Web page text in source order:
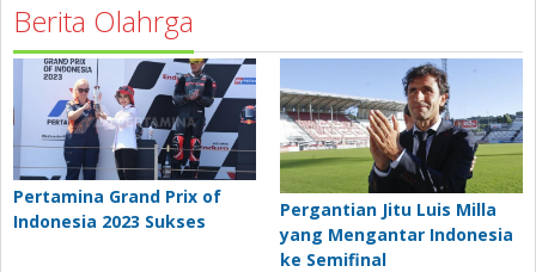
Berita Olahrga
Pertamina Grand Prix of
Indonesia 2023 Sukses
Pergantian Jitu Luis Milla
yang Mengantar Indonesia
ke Semifinal